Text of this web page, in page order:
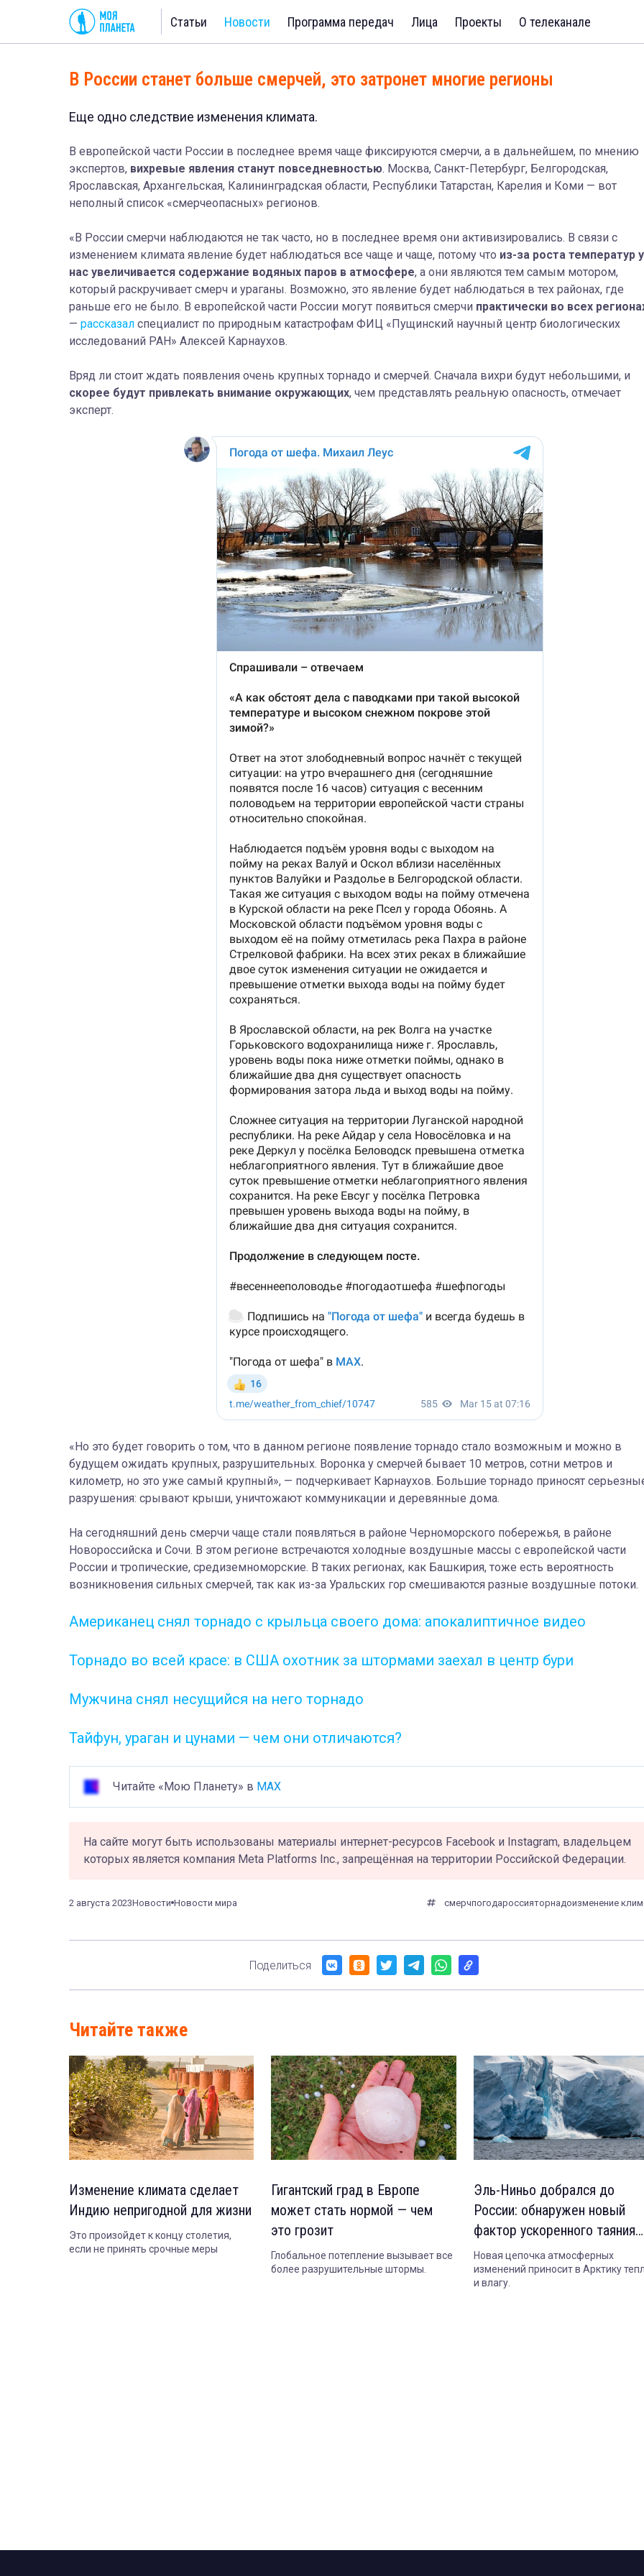
Статьи Новости Программа передач Лица Проекты О телеканале
В России станет больше смерчей, это затронет многие регионы
Еще одно следствие изменения климата.
В европейской части России в последнее время чаще фиксируются смерчи, а в дальнейшем, по мнению
экспертов, вихревые явления станут повседневностью. Москва, Санкт-Петербург, Белгородская,
Ярославская, Архангельская, Калининградская области, Республики Татарстан, Карелия и Коми — вот
неполный список «смерчеопасных» регионов.
«В России смерчи наблюдаются не так часто, но в последнее время они активизировались. В связи с
изменением климата явление будет наблюдаться все чаще и чаще, потому что из-за роста температур у
нас увеличивается содержание водяных паров в атмосфере, а они являются тем самым мотором,
который раскручивает смерч и ураганы. Возможно, это явление будет наблюдаться в тех районах, где
раньше его не было. В европейской части России могут появиться смерчи практически во всех
— рассказал специалист по природным катастрофам ФИЦ «Пущинский научный центр биологических
исследований РАН» Алексей Карнаухов.
Вряд ли стоит ждать появления очень крупных торнадо и смерчей. Сначала вихри будут небольшими, и
скорее будут привлекать внимание окружающих, чем представлять реальную опасность, отмечает
эксперт.
«Но это будет говорить о том, что в данном регионе появление торнадо стало возможным и можно в
будущем ожидать крупных, разрушительных. Воронка у смерчей бывает 10 метров, сотни метров и
километр, но это уже самый крупный», — подчеркивает Карнаухов. Большие торнадо приносят
разрушения: срывают крыши, уничтожают коммуникации и деревянные дома.
На сегодняшний день смерчи чаще стали появляться в районе Черноморского побережья, в районе
Новороссийска и Сочи. В этом регионе встречаются холодные воздушные массы с европейской части
России и тропические, средиземноморские. В таких регионах, как Башкирия, тоже есть вероятность
возникновения сильных смерчей, так как из-за Уральских гор смешиваются разные воздушные потоки.
Американец снял торнадо с крыльца своего дома: апокалиптичное видео
Торнадо во всей красе: в США охотник за штормами заехал в центр бури
Мужчина снял несущийся на него торнадо
Тайфун, ураган и цунами — чем они отличаются?
Читайте «Мою Планету» в MAX
На сайте могут быть использованы материалы интернет-ресурсов Facebook и Instagram, владельцем
которых является компания Meta Platforms Inc., запрещённая на территории Российской Федерации.
2 августа 2023Новости Новости мира смерчпогодароссияторнадоизменение
Поделиться
Читайте также
Изменение климата сделает
Индию непригодной для жизни
Это произойдет к концу столетия,
если не принять срочные меры
Гигантский град в Европе
может стать нормой — чем
это грозит
Глобальное потепление вызывает все
более разрушительные штормы.
Эль-Ниньо добрался до
России: обнаружен новый
фактор ускоренного таяния
льдов
Новая цепочка атмосферных
изменений приносит в Арктику
и влагу.